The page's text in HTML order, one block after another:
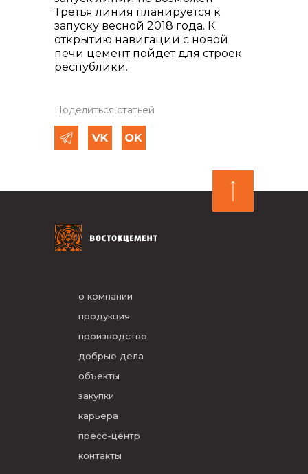
Третья линия планируется к
запуску весной 2018 года. К
открытию навигации с новой
печи цемент пойдет для строек
республики.
Поделиться статьей
о компании
продукция
производство
добрые дела
объекты
закупки
карьера
пресс-центр
контакты